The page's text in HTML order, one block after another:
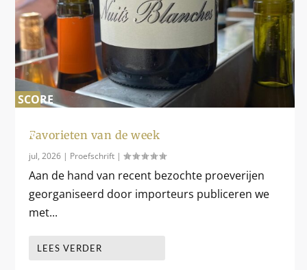
SCORE
%
Favorieten van de week
jul, 2026 | Proefschrift |
Aan de hand van recent bezochte proeverijen
georganiseerd door importeurs publiceren we
met...
LEES VERDER